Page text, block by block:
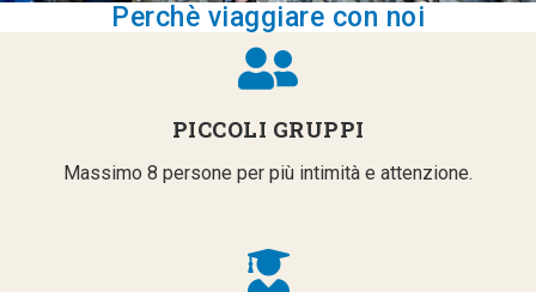
Perchè viaggiare con noi
PICCOLI GRUPPI
Massimo 8 persone per più intimità e attenzione.